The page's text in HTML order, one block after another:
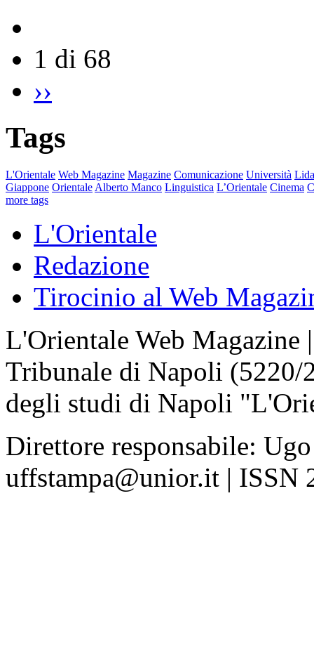
1 di 68
››
Tags
L'Orientale Web Magazine Magazine Comunicazione Università
Giappone Orientale Alberto Manco Linguistica L’Orientale Cinema
more tags
L'Orientale
Redazione
Tirocinio al Web
L'Orientale Web Magazine
Tribunale di Napoli
degli studi di Napoli
Direttore responsabile:
uffstampa@unior.it | ISSN